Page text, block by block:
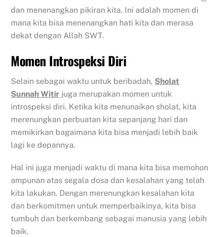
dan menenangkan pikiran kita. Ini adalah momen di
mana kita bisa menenangkan hati kita dan merasa
dekat dengan Allah SWT.
Momen Introspeksi Diri
Selain sebagai waktu untuk beribadah, Sholat
Sunnah Witir juga merupakan momen untuk
introspeksi diri. Ketika kita menunaikan sholat, kita
merenungkan perbuatan kita sepanjang hari dan
memikirkan bagaimana kita bisa menjadi lebih baik
lagi ke depannya.
Hal ini juga menjadi waktu di mana kita bisa memohon
ampunan atas segala dosa dan kesalahan yang telah
kita lakukan. Dengan merenungkan kesalahan kita
dan berkomitmen untuk memperbaikinya, kita bisa
tumbuh dan berkembang sebagai manusia yang lebih
baik.